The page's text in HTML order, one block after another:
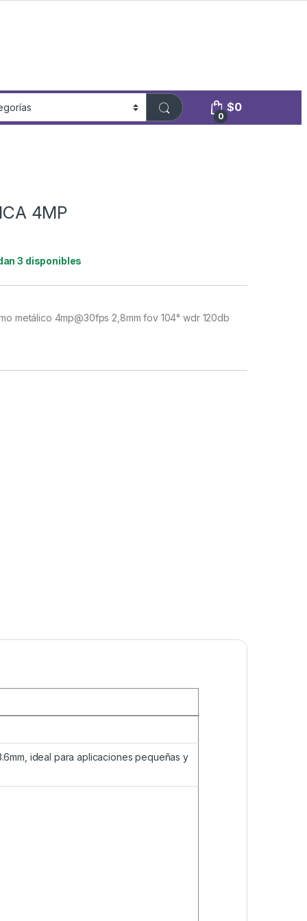
0
$0
4MP
3 disponibles
metálico 4mp@30fps 2,8mm fov 104° wdr 120db
ideal para aplicaciones pequeñas y